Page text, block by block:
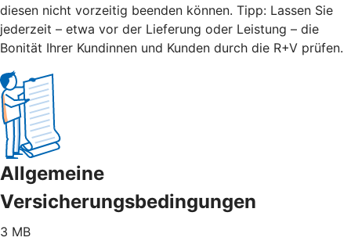
diesen nicht vorzeitig beenden können. Tipp: Lassen Sie
jederzeit – etwa vor der Lieferung oder Leistung – die
Bonität Ihrer Kundinnen und Kunden durch die R+V prüfen.
Allgemeine
Versicherungsbedingungen
3 MB